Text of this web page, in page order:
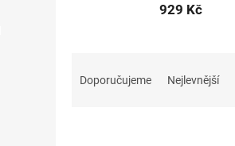
929 Kč
Doporučujeme Nejlevnější